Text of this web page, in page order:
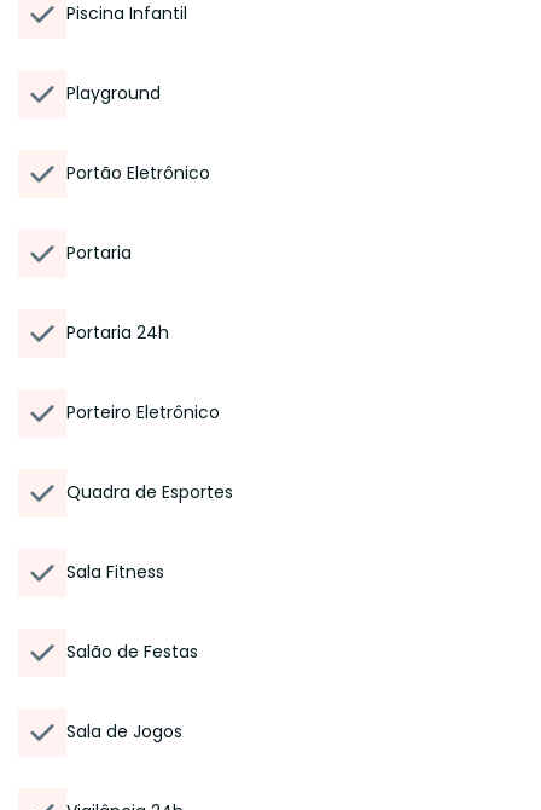
Piscina Infantil
Playground
Portão Eletrônico
Portaria
Portaria 24h
Porteiro Eletrônico
Quadra de Esportes
Sala Fitness
Salão de Festas
Sala de Jogos